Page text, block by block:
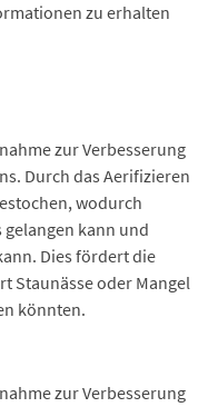
zu erhalten
zur Verbesserung
Durch das Aerifizieren
wodurch
gelangen kann und
Dies fördert die
Staunässe oder Mangel
könnten.
zur Verbesserung